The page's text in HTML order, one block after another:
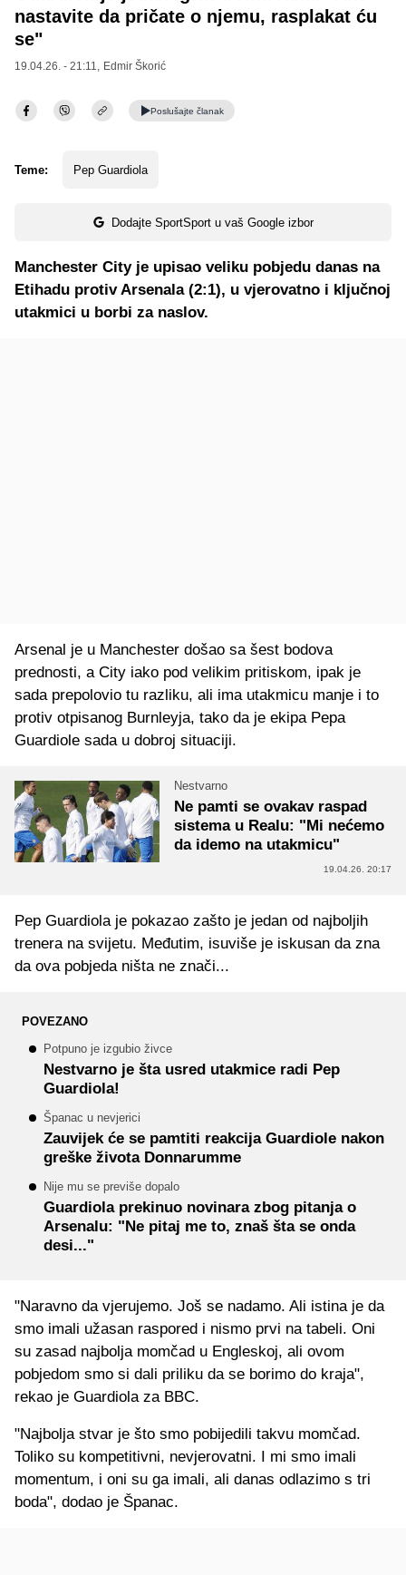
nastavite da pričate o njemu, rasplakat ću
se"
19.04.26. - 21:11, Edmir Škorić
Poslušajte članak
Teme: Pep Guardiola
Dodajte SportSport u vaš Google izbor
Manchester City je upisao veliku pobjedu danas na
Etihadu protiv Arsenala (2:1), u vjerovatno i ključnoj
utakmici u borbi za naslov.
Arsenal je u Manchester došao sa šest bodova
prednosti, a City iako pod velikim pritiskom, ipak je
sada prepolovio tu razliku, ali ima utakmicu manje i to
protiv otpisanog Burnleyja, tako da je ekipa Pepa
Guardiole sada u dobroj situaciji.
Nestvarno
Ne pamti se ovakav raspad
sistema u Realu: "Mi nećemo
da idemo na utakmicu"
19.04.26. 20:17
Pep Guardiola je pokazao zašto je jedan od najboljih
trenera na svijetu. Međutim, isuviše je iskusan da zna
da ova pobjeda ništa ne znači...
POVEZANO
Potpuno je izgubio živce
Nestvarno je šta usred utakmice radi Pep
Guardiola!
Španac u nevjerici
Zauvijek će se pamtiti reakcija Guardiole nakon
greške života Donnarumme
Nije mu se previše dopalo
Guardiola prekinuo novinara zbog pitanja o
Arsenalu: "Ne pitaj me to, znaš šta se onda
desi..."
"Naravno da vjerujemo. Još se nadamo. Ali istina je da
smo imali užasan raspored i nismo prvi na tabeli. Oni
su zasad najbolja momčad u Engleskoj, ali ovom
pobjedom smo si dali priliku da se borimo do kraja",
rekao je Guardiola za BBC.
"Najbolja stvar je što smo pobijedili takvu momčad.
Toliko su kompetitivni, nevjerovatni. I mi smo imali
momentum, i oni su ga imali, ali danas odlazimo s tri
boda", dodao je Španac.